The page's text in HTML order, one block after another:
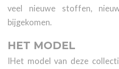
veel nieuwe stoffen,
bijgekomen.
HET MODEL
IHet model van deze